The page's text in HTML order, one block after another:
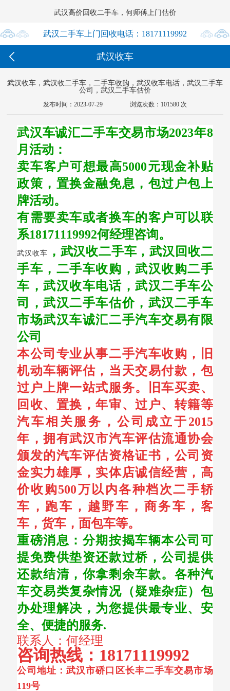
武汉高价回收二手车，何师傅上门估价
 武汉二手车上门回收电话：18171119992
18171119992

 武汉收车
武汉收车，武汉收二手车，二手车收购，武汉收车电话，武汉二手车
公司，武汉二手车估价
发布时间：2023-07-29 浏览次数：101580 次
武汉车诚汇二手车交易市场2023年8
月活动：
卖车客户可想最高5000元现金补贴
政策，置换金融免息，包过户包上
牌活动。
有需要卖车或者换车的客户可以联
系18171119992何经理咨询。
武汉收车
，武汉收二手车，武汉回收二
手车，二手车收购，武汉收购二手
车，武汉收车电话，武汉二手车公
司，武汉二手车估价，武汉二手车
市场武汉车诚汇二手汽车交易有限
公司
本公司专业从事二手汽车收购，旧
机动车辆评估，当天交易付款，包
过户上牌一站式服务。旧车买卖、
回收、置换，年审、过户、转籍等
汽车相关服务，公司成立于2015
年，拥有武汉市汽车评估流通协会
颁发的汽车评估资格证书，公司资
金实力雄厚，实体店诚信经营，高
价收购500万以内各种档次二手轿
车，跑车，越野车，商务车，客
车，货车，面包车等。
重磅消息：分期按揭车辆本公司可
提免费供垫资还款过桥，公司提供
还款结清，你拿剩余车款。各种汽
车交易类复杂情况（疑难杂症）包
办处理解决，为您提供最专业、安
全、便捷的服务.
联系人：何经理
咨询热线： 18171119992
公司地址：武汉市硚口区长丰二手车交易市场
119号